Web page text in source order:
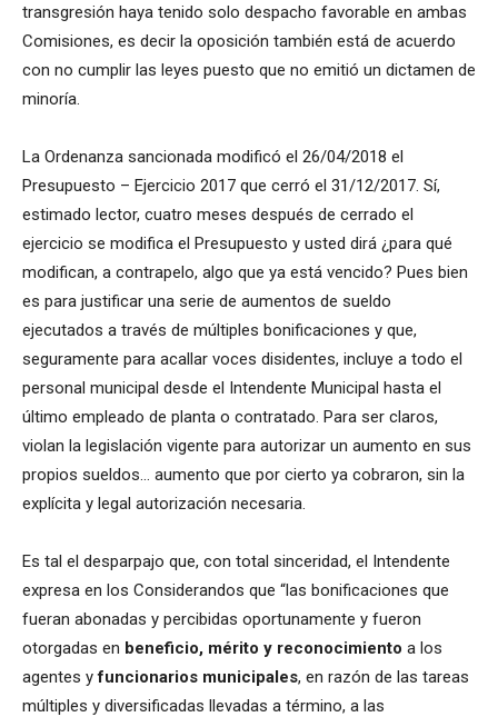
transgresión haya tenido solo despacho favorable en ambas
Comisiones, es decir la oposición también está de acuerdo
con no cumplir las leyes puesto que no emitió un dictamen de
minoría.
La Ordenanza sancionada modificó el 26/04/2018 el
Presupuesto – Ejercicio 2017 que cerró el 31/12/2017. Sí,
estimado lector, cuatro meses después de cerrado el
ejercicio se modifica el Presupuesto y usted dirá ¿para qué
modifican, a contrapelo, algo que ya está vencido? Pues bien
es para justificar una serie de aumentos de sueldo
ejecutados a través de múltiples bonificaciones y que,
seguramente para acallar voces disidentes, incluye a todo el
personal municipal desde el Intendente Municipal hasta el
último empleado de planta o contratado. Para ser claros,
violan la legislación vigente para autorizar un aumento en sus
propios sueldos… aumento que por cierto ya cobraron, sin la
explícita y legal autorización necesaria.
Es tal el desparpajo que, con total sinceridad, el Intendente
expresa en los Considerandos que “las bonificaciones que
fueran abonadas y percibidas oportunamente y fueron
otorgadas en beneficio, mérito y reconocimiento a los
agentes yfuncionarios municipales, en razón de las tareas
múltiples y diversificadas llevadas a término, a las